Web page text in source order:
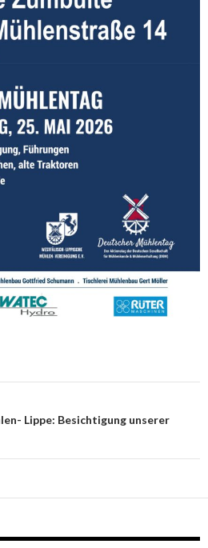
Lippe: Besichtigung unserer